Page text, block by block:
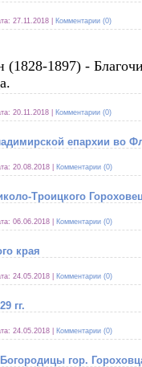
27.11.2018 Комментарии (0)
1897) -
20.11.2018 Комментарии (0)
епархии во
20.08.2018 Комментарии (0)
Троицкого
06.06.2018 Комментарии (0)
края
24.05.2018 Комментарии (0)
гг.
24.05.2018 Комментарии (0)
гор.